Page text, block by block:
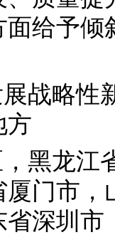
面给予
战略性
方
黑龙江
门市
深圳市